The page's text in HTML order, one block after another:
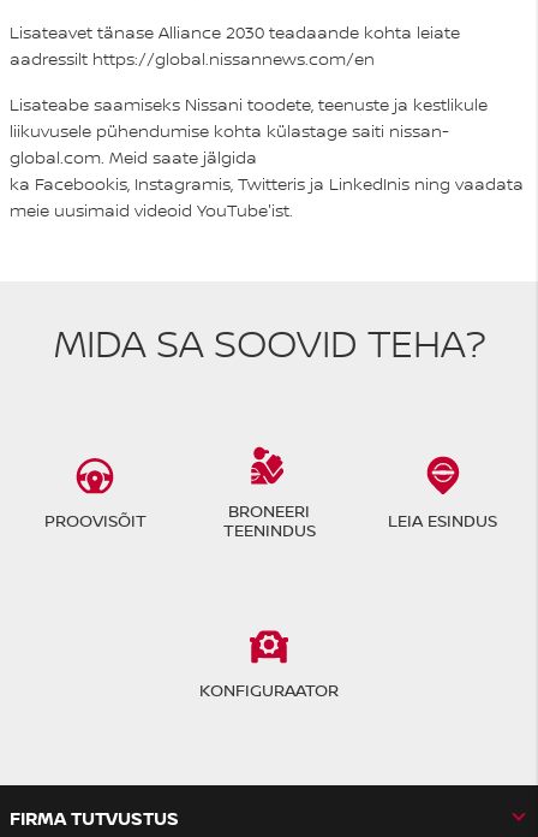
Lisateavet tänase Alliance 2030 teadaande kohta leiate
aadressilt https://global.nissannews.com/en
Lisateabe saamiseks Nissani toodete, teenuste ja kestlikule
liikuvusele pühendumise kohta külastage saiti nissan-
global.com. Meid saate jälgida
ka Facebookis, Instagramis, Twitterisja LinkedInisning vaadata
meie uusimaid videoid YouTube'ist.
MIDA SA SOOVID TEHA?
PROOVISÕIT
BRONEERI
TEENINDUS
LEIA ESINDUS
KONFIGURAATOR
FIRMA TUTVUSTUS